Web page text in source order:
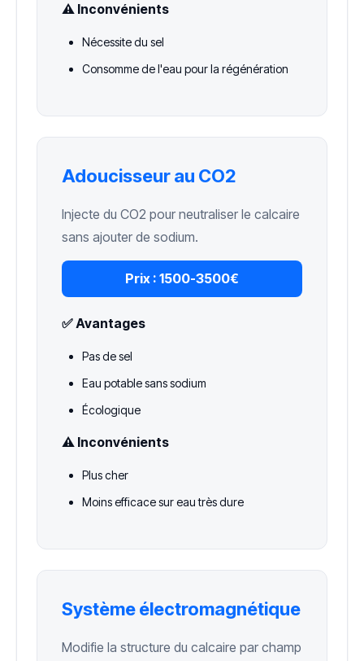
⚠️ Inconvénients
Nécessite du sel
Consomme de l'eau pour la régénération
Adoucisseur au CO2
Injecte du CO2 pour neutraliser le calcaire
sans ajouter de sodium.
Prix : 1500-3500€
✅ Avantages
Pas de sel
Eau potable sans sodium
Écologique
⚠️ Inconvénients
Plus cher
Moins efficace sur eau très dure
Système électromagnétique
Modifie la structure du calcaire par champ